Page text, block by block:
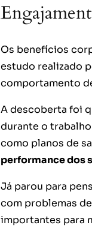
Os benefícios
estudo realizado
comportamento
A descoberta foi
durante o
como planos de
performance dos
Já parou para
com problemas
importantes para